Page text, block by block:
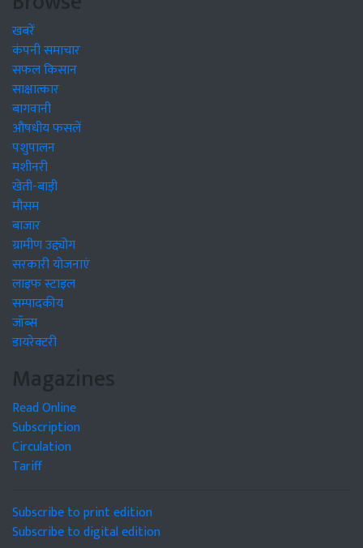
खबरें
कंपनी समाचार
सफल किसान
साक्षात्कार
बागवानी
औषधीय फसलें
पशुपालन
मशीनरी
खेती-बाड़ी
मौसम
बाजार
ग्रामीण उद्द्योग
सरकारी योजनाएं
लाइफ स्टाइल
सम्पादकीय
जॉब्स
डायरेक्टरी
Magazines
Read Online
Subscription
Circulation
Tariff
Subscribe to print edition
Subscribe to digital edition